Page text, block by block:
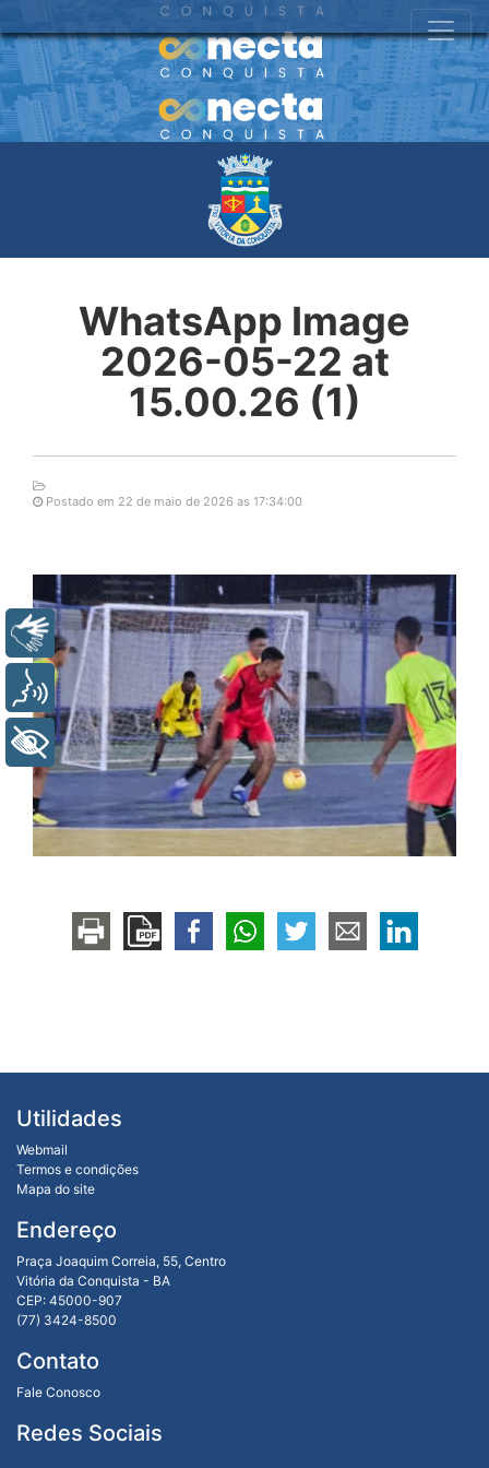
WhatsApp Image
2026-05-22 at
15.00.26 (1)
Postado em 22 de maio de 2026 as 17:34:00
Utilidades
Webmail
Termos e condições
Mapa do site
Endereço
Praça Joaquim Correia, 55, Centro
Vitória da Conquista - BA
CEP: 45000-907
(77) 3424-8500
Contato
Fale Conosco
Redes Sociais
Libras
Voz
+ Acessibilidade